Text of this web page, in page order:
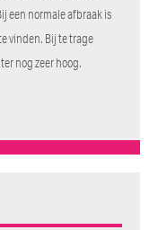
een normale afbraak is
vinden. Bij te trage
nog zeer hoog.